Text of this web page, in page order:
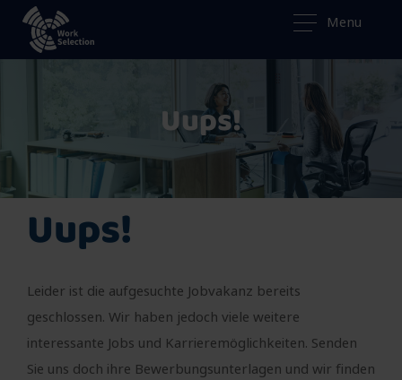
Menu
Uups!
Uups!
Leider ist die aufgesuchte Jobvakanz bereits
geschlossen. Wir haben jedoch viele weitere
interessante Jobs und Karrieremöglichkeiten. Senden
Sie uns doch ihre Bewerbungsunterlagen und wir finden